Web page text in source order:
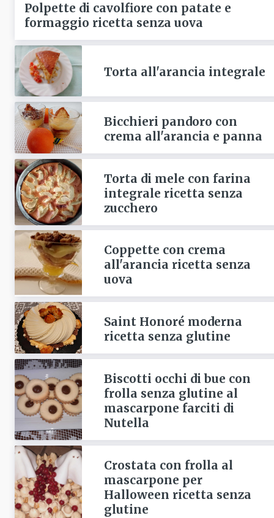
Polpette di cavolfiore con patate e
formaggio ricetta senza uova
Torta all'arancia integrale
Bicchieri pandoro con
crema all'arancia e panna
Torta di mele con farina
integrale ricetta senza
zucchero
Coppette con crema
all'arancia ricetta senza
uova
Saint Honoré moderna
ricetta senza glutine
Biscotti occhi di bue con
frolla senza glutine al
mascarpone farciti di
Nutella
Crostata con frolla al
mascarpone per
Halloween ricetta senza
glutine